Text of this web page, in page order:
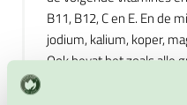
B11, B12, C en E. En de
jodium, kalium, koper,
Ook bevat het zoals alle